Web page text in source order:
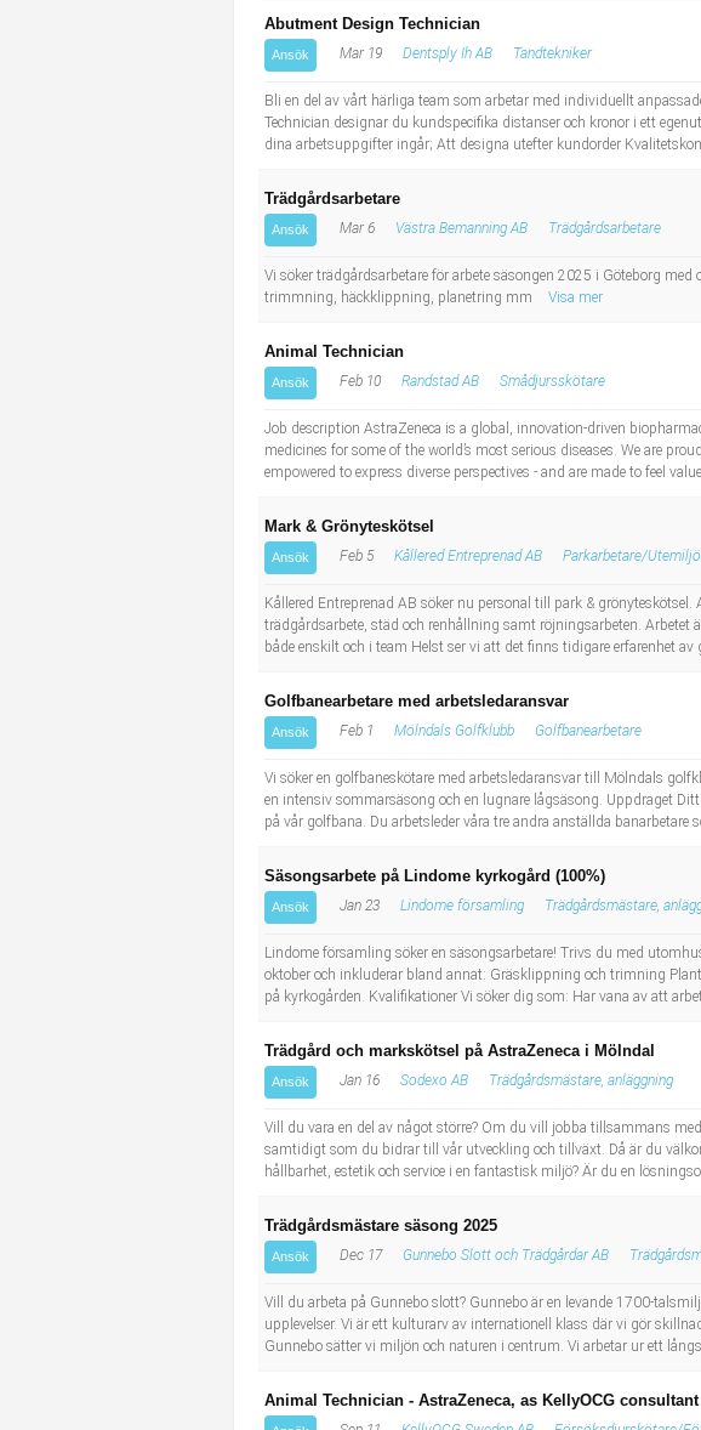
Abutment Design Technician
Ansök Mar 19 Dentsply Ih AB Tandtekniker
Bli en del av vårt härliga team som arbetar med individuellt
Technician designar du kundspecifika distanser och kronor i ett
dina arbetsuppgifter ingår; Att designa utefter kundorder
Trädgårdsarbetare
Ansök Mar 6 Västra Bemanning AB Trädgårdsarbetare
Vi söker trädgårdsarbetare för arbete säsongen 2025 i Göteborg
trimmning, häckklippning, planetring mm
Visa mer
Animal Technician
Ansök Feb 10 Randstad AB Smådjursskötare
Job description AstraZeneca is a global, innovation-driven
medicines for some of the world’s most serious diseases. We are
empowered to express diverse perspectives - and are made to feel
Mark & Grönyteskötsel
Ansök Feb 5 Kållered Entreprenad AB Parkarbetare/
Kållered Entreprenad AB söker nu personal till park &
trädgårdsarbete, städ och renhållning samt röjningsarbeten.
både enskilt och i team Helst ser vi att det finns tidigare erfarenhet
Golfbanearbetare med arbetsledaransvar
Ansök Feb 1 Mölndals Golfklubb Golfbanearbetare
Vi söker en golfbaneskötare med arbetsledaransvar till Mölndals
en intensiv sommarsäsong och en lugnare lågsäsong. Uppdraget
på vår golfbana. Du arbetsleder våra tre andra anställda
Säsongsarbete på Lindome kyrkogård (100%)
Ansök Jan 23 Lindome församling Trädgårdsmästare,
Lindome församling söker en säsongsarbetare! Trivs du med
oktober och inkluderar bland annat: Gräsklippning och trimning
på kyrkogården. Kvalifikationer Vi söker dig som: Har vana av att
Trädgård och markskötsel på AstraZeneca i Mölndal
Ansök Jan 16 Sodexo AB Trädgårdsmästare, anläggning
Vill du vara en del av något större? Om du vill jobba tillsammans
samtidigt som du bidrar till vår utveckling och tillväxt. Då är du
hållbarhet, estetik och service i en fantastisk miljö? Är du en
Trädgårdsmästare säsong 2025
Ansök Dec 17 Gunnebo Slott och Trädgårdar AB
Vill du arbeta på Gunnebo slott? Gunnebo är en levande 1700-
upplevelser. Vi är ett kulturarv av internationell klass där vi gör
Gunnebo sätter vi miljön och naturen i centrum. Vi arbetar ur ett
Animal Technician - AstraZeneca, as KellyOCG consultant